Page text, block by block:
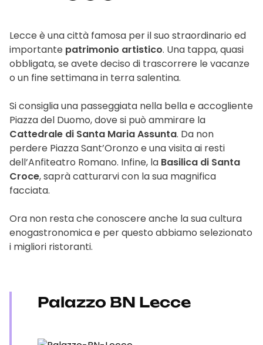
Lecce è una città famosa per il suo straordinario ed
importante patrimonio artistico. Una tappa, quasi
obbligata, se avete deciso di trascorrere le vacanze
o un fine settimana in terra salentina.
Si consiglia una passeggiata nella bella e accogliente
Piazza del Duomo, dove si può ammirare la
Cattedrale di Santa Maria Assunta. Da non
perdere Piazza Sant’Oronzo e una visita ai resti
dell’Anfiteatro Romano. Infine, la Basilica di Santa
Croce, saprà catturarvi con la sua magnifica
facciata.
Ora non resta che conoscere anche la sua cultura
enogastronomica e per questo abbiamo selezionato
i migliori ristoranti.
Palazzo BN Lecce